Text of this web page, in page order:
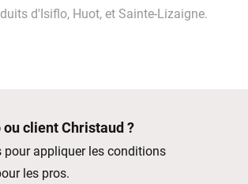
d'Isiflo, Huot, et Sainte-Lizaigne.
client Christaud ?
pour appliquer les conditions
les pros.